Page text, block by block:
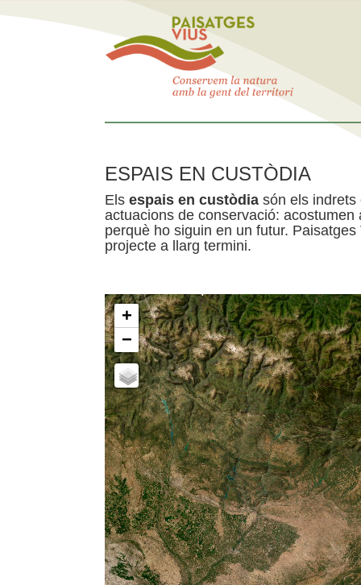
ESPAIS EN CUSTÒDIA
Els espais en custòdia són els indrets
actuacions de conservació:
perquè ho siguin en un futur.
projecte a llarg termini.
+
−